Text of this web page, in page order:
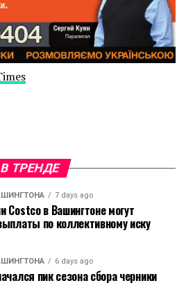
В ТРЕНДЕ
7 days ago
Costco в Вашингтоне могут
по коллективному иску
6 days ago
пик сезона сбора черники